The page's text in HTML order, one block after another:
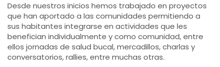
Desde nuestros inicios hemos trabajado en proyectos
que han aportado a las comunidades permitiendo a
sus habitantes integrarse en actividades que les
benefician individualmente y como comunidad, entre
ellos jornadas de salud bucal, mercadillos, charlas y
conversatorios, rallies, entre muchas otras.